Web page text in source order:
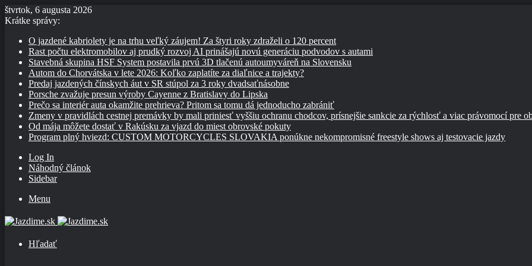
štvrtok, 6 augusta 2026
Krátke správy:
O jazdené kabriolety je na trhu veľký záujem! Za štyri roky zdraželi o 120 percent
Rast počtu elektromobilov aj prudký rozvoj AI prinášajú novú generáciu podvodov s autami
Stavebná skupina HSF System postavila prvú 3D tlačenú autoumyváreň na Slovensku
Autom do Chorvátska v lete 2026: Koľko zaplatíte za diaľnice a trajekty?
Predaj jazdených čínskych áut v SR stúpol za 3 roky dvadsaťnásobne
Porsche zvažuje presun výroby Cayenne z Bratislavy do Lipska
Prečo sa interiér auta okamžite prehrieva? Pritom sa tomu dá jednoducho zabrániť
Zmeny v pravidlách cestnej premávky by mali priniesť vyššiu ochranu chodcov, prísnejšie sankcie za rýchlosť a viac právomocí pre
Od mája môžete dostať v Rakúsku za vjazd do miest obrovské pokuty
Program plný hviezd: CUSTOM MOTORCYCLES SLOVAKIA ponúkne nekompromisné freestyle shows aj testovacie jazdy
Log In
Náhodný článok
Sidebar
Menu
Hľadať